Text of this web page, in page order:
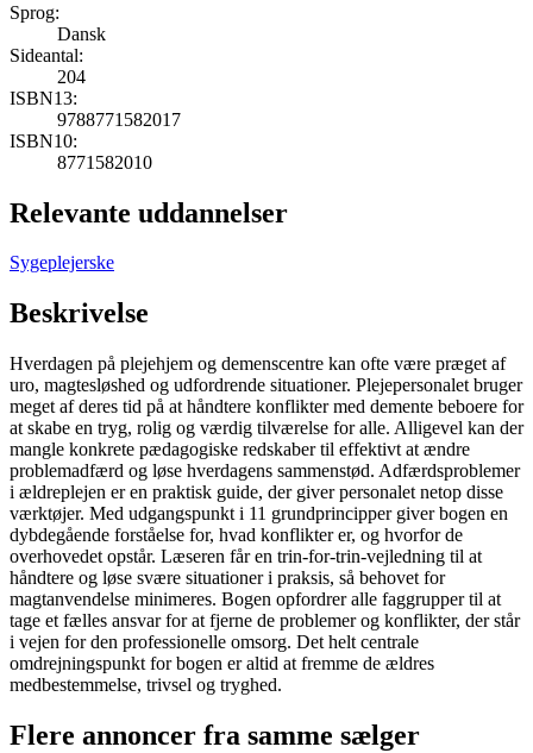
Sprog:
Dansk
Sideantal:
204
ISBN13:
9788771582017
ISBN10:
8771582010
Relevante uddannelser
Sygeplejerske
Beskrivelse
Hverdagen på plejehjem og demenscentre kan ofte være præget af
uro, magtesløshed og udfordrende situationer. Plejepersonalet bruger
meget af deres tid på at håndtere konflikter med demente beboere for
at skabe en tryg, rolig og værdig tilværelse for alle. Alligevel kan der
mangle konkrete pædagogiske redskaber til effektivt at ændre
problemadfærd og løse hverdagens sammenstød. Adfærdsproblemer
i ældreplejen er en praktisk guide, der giver personalet netop disse
værktøjer. Med udgangspunkt i 11 grundprincipper giver bogen en
dybdegående forståelse for, hvad konflikter er, og hvorfor de
overhovedet opstår. Læseren får en trin-for-trin-vejledning til at
håndtere og løse svære situationer i praksis, så behovet for
magtanvendelse minimeres. Bogen opfordrer alle faggrupper til at
tage et fælles ansvar for at fjerne de problemer og konflikter, der står
i vejen for den professionelle omsorg. Det helt centrale
omdrejningspunkt for bogen er altid at fremme de ældres
medbestemmelse, trivsel og tryghed.
Flere annoncer fra samme sælger